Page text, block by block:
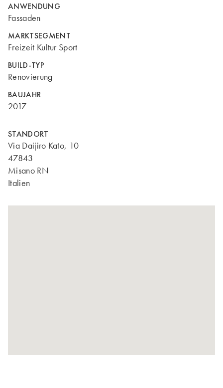
ANWENDUNG
Fassaden
MARKTSEGMENT
Freizeit Kultur Sport
BUILD-TYP
Renovierung
BAUJAHR
2017
STANDORT
Via Daijiro Kato, 10
47843
Misano RN
Italien